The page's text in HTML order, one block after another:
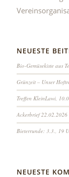
NEUESTE
Bio-Gemüsekiste aus
Grünzeit – Unser
Treffen KleinLawi,
Ackerbrief 22.02.2026
Bieterrunde: 3.3., 19
NEUESTE